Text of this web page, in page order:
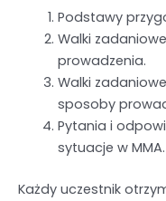
Podstawy
Walki
prowadzenia.
Walki
sposoby
Pytania i
sytuacje w MMA.
Każdy uczestnik